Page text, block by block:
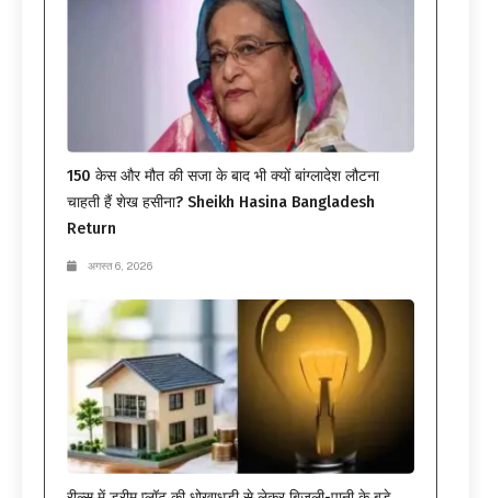
150 केस और मौत की सजा के बाद भी क्यों बांग्लादेश लौटना
चाहती हैं शेख हसीना? Sheikh Hasina Bangladesh
Return
अगस्त 6, 2026